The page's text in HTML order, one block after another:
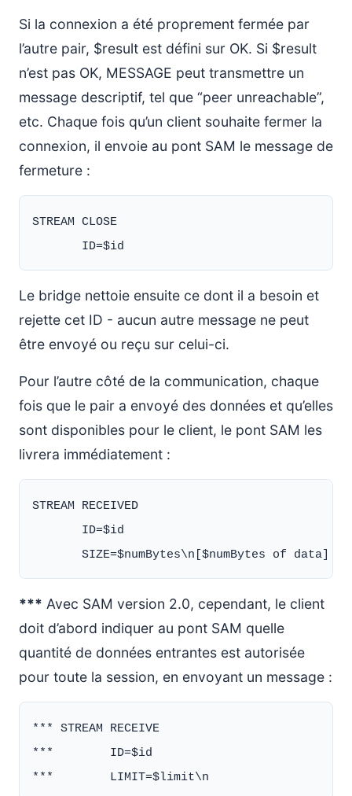
Si la connexion a été proprement fermée par
l’autre pair, $result est défini sur OK. Si $result
n’est pas OK, MESSAGE peut transmettre un
message descriptif, tel que “peer unreachable”,
etc. Chaque fois qu’un client souhaite fermer la
connexion, il envoie au pont SAM le message de
fermeture :
STREAM CLOSE
Le bridge nettoie ensuite ce dont il a besoin et
rejette cet ID - aucun autre message ne peut
être envoyé ou reçu sur celui-ci.
Pour l’autre côté de la communication, chaque
fois que le pair a envoyé des données et qu’elles
sont disponibles pour le client, le pont SAM les
livrera immédiatement :
STREAM RECEIVED
       ID=$id
*** Avec SAM version 2.0, cependant, le client
doit d’abord indiquer au pont SAM quelle
quantité de données entrantes est autorisée
pour toute la session, en envoyant un message :
*** STREAM RECEIVE
***        ID=$id